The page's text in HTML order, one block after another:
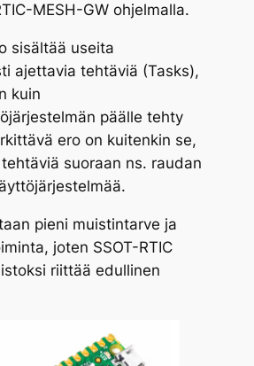
MESH-GW ohjelmalla.
sisältää useita
ajettavia tehtäviä (Tasks),
kuin
päälle tehty
ero on kuitenkin se,
suoraan ns. raudan
pieni muistintarve ja
joten SSOT-RTIC
riittää edullinen